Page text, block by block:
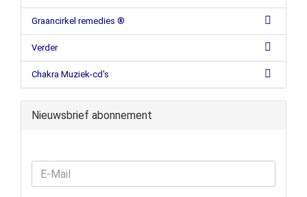
Graancirkel remedies ®
Verder
Chakra Muziek-cd's
Nieuwsbrief abonnement